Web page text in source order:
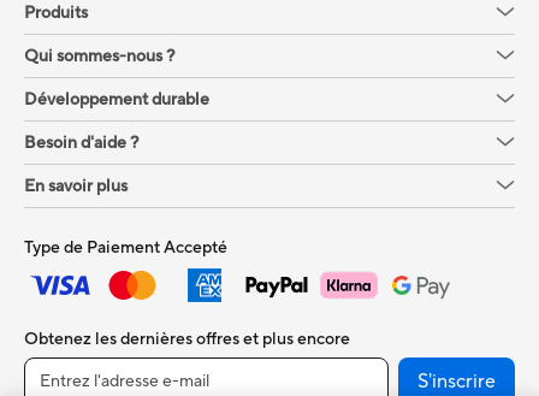
Produits
Qui sommes-nous ?
Développement durable
Besoin d'aide ?
En savoir plus
Type de Paiement Accepté
Obtenez les dernières offres et plus encore
S'inscrire